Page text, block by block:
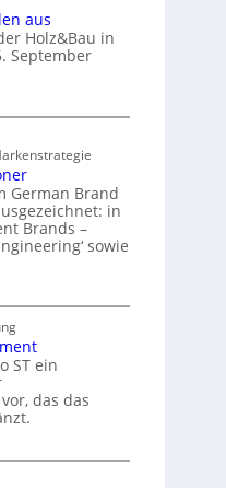
aus
Holz&Bau in
September
German Brand
in
Brands –
sowie
ST ein
das das